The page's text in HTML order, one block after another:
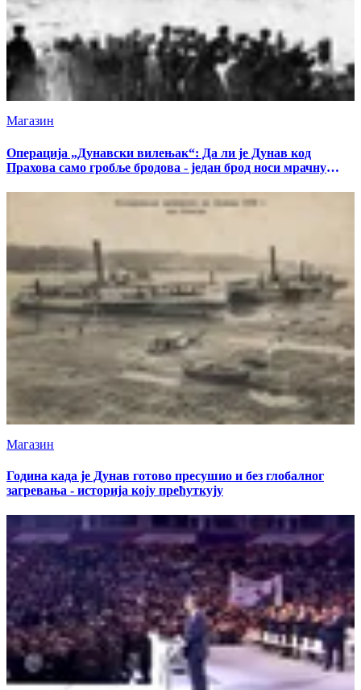
Магазин
Операција „Дунавски вилењак“: Да ли је Дунав код
Прахова само гробље бродова - један брод носи мрачну
Магазин
Година када је Дунав готово пресушио и без глобалног
загревања - историја коју прећуткују